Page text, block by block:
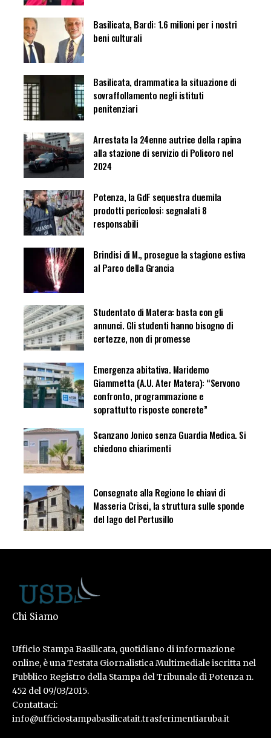
Basilicata, Bardi: 1.6 milioni per i nostri
beni culturali
Basilicata, drammatica la situazione di
sovraffollamento negli istituti
penitenziari
Arrestata la 24enne autrice della rapina
alla stazione di servizio di Policoro nel
2024
Potenza, la GdF sequestra duemila
prodotti pericolosi: segnalati 8
responsabili
Brindisi di M., prosegue la stagione estiva
al Parco della Grancia
Studentato di Matera: basta con gli
annunci. Gli studenti hanno bisogno di
certezze, non di promesse
Emergenza abitativa. Maridemo
Giammetta (A.U. Ater Matera): “Servono
confronto, programmazione e
soprattutto risposte concrete”
Scanzano Jonico senza Guardia Medica. Si
chiedono chiarimenti
Consegnate alla Regione le chiavi di
Masseria Crisci, la struttura sulle sponde
del lago del Pertusillo
Chi Siamo
Ufficio Stampa Basilicata, quotidiano di informazione
online, è una Testata Giornalistica Multimediale iscritta nel
Pubblico Registro della Stampa del Tribunale di Potenza n.
452 del 09/03/2015.
Contattaci:
info@ufficiostampabasilicatait.trasferimentiaruba.it